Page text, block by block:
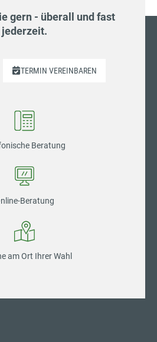
gern - überall und fast
jederzeit.
TERMIN VEREINBAREN
Beratung
Beratung
am Ort Ihrer Wahl